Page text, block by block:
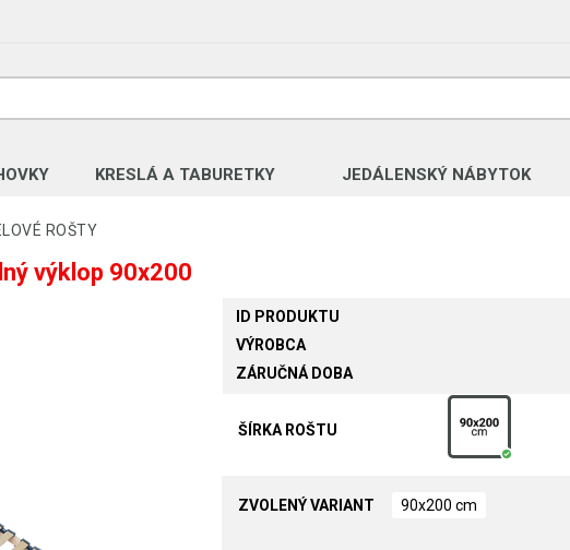
KRESLÁ A TABURETKY JEDÁLENSKÝ NÁBYTOK
ROŠTY
výklop 90x200
ID PRODUKTU
VÝROBCA
ZÁRUČNÁ DOBA
ŠÍRKA ROŠTU
ZVOLENÝ VARIANT 90x200 cm